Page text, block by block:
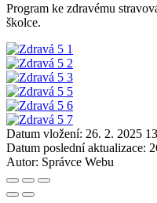
Program ke zdravému
školce.
Datum vložení: 26. 2. 2025
Datum poslední aktualizace:
Autor: Správce Webu